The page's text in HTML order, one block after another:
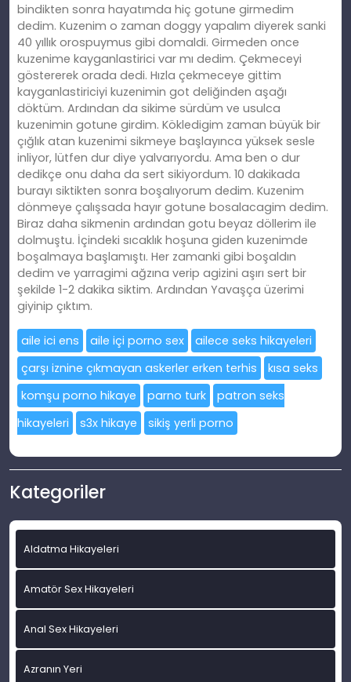
bindikten sonra hayatımda hiç gotune girmedim
dedim. Kuzenim o zaman doggy yapalım diyerek sanki
40 yıllık orospuymus gibi domaldi. Girmeden once
kuzenime kayganlastirici var mı dedim. Çekmeceyi
göstererek orada dedi. Hızla çekmeceye gittim
kayganlastiriciyi kuzenimin got deliğinden aşağı
döktüm. Ardından da sikime sürdüm ve usulca
kuzenimin gotune girdim. Kökledigim zaman büyük bir
çığlık atan kuzenimi sikmeye başlayınca yüksek sesle
inliyor, lütfen dur diye yalvarıyordu. Ama ben o dur
dedikçe onu daha da sert sikiyordum. 10 dakikada
burayı siktikten sonra boşalıyorum dedim. Kuzenim
dönmeye çalışsada hayır gotune bosalacagim dedim.
Biraz daha sikmenin ardından gotu beyaz döllerim ile
dolmuştu. İçindeki sıcaklık hoşuna giden kuzenimde
boşalmaya başlamıştı. Her zamanki gibi boşaldın
dedim ve yarragimi ağzına verip agizini aşırı sert bir
şekilde 1-2 dakika siktim. Ardından Yavaşça üzerimi
giyinip çıktım.
aile ici ens aile içi porno sex
ailece seks hikayeleri
çarşı iznine çıkmayan askerler erken terhis
kısa seks
komşu porno hikaye
parno turk
patron seks
hikayeleri
s3x hikaye sikiş yerli porno
Kategoriler
Aldatma Hikayeleri
Amatör Sex Hikayeleri
Anal Sex Hikayeleri
Azranın Yeri